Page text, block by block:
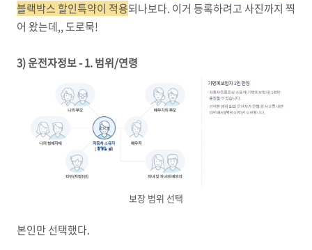
블랙박스 할인특약이 적용되나보다. 이거 등록하려고 사진까지 찍
어 왔는데,, 도로묵!
3) 운전자정보 - 1. 범위/연령
보장 범위 선택
본인만 선택했다.